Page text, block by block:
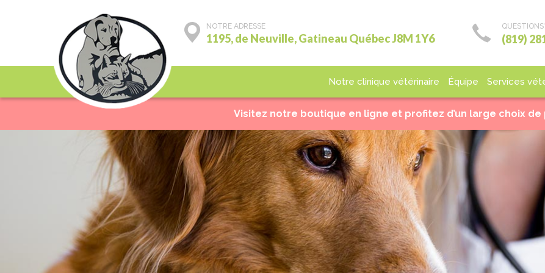
(819)
NOTRE ADRESSE
1195, de Neuville, Gatineau Québec J8M 1Y6
Notre clinique vétérinaire Équipe Services
Préventions Médecine Chirurgie Laboratoire Imagerie
Visitez notre boutique en ligne et profitez d’un large choix de